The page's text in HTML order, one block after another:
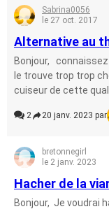
Sabrina0056
le 27 oct. 2017
Alternative au
Bonjour,
le trouve trop trop
cuiseur de cette
2 20 janv. 2023 par
bretonnegirl
le 2 janv. 2023
Hacher de la
Bonjour, Je voudrai